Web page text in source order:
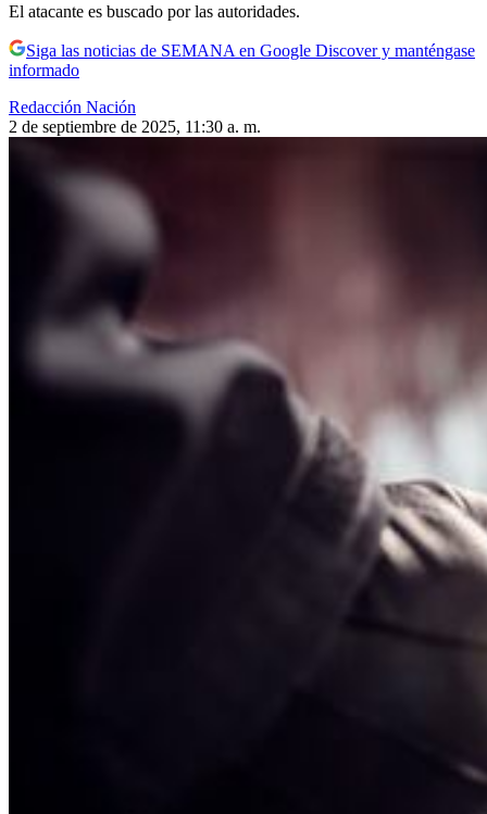
El atacante es buscado por las autoridades.
Siga las noticias de SEMANA en Google Discover y manténgase
informado
Redacción Nación
2 de septiembre de 2025, 11:30 a. m.